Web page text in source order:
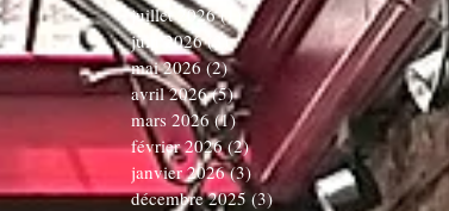
juillet 2026 (1)1 post
juin 2026 (3)3 posts
mai 2026 (2)2 posts
avril 2026 (5)5 posts
mars 2026 (1)1 post
février 2026 (2)2 posts
janvier 2026 (3)3 posts
décembre 2025 (3)3 posts